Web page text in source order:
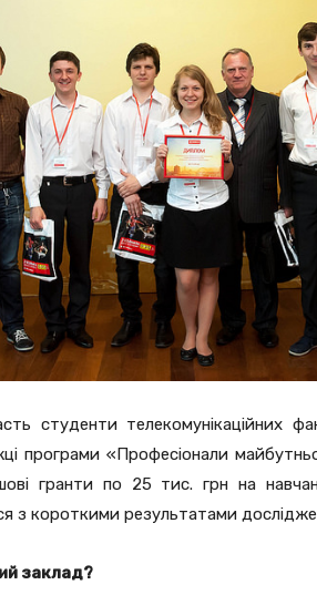
студенти телекомунікаційних
програми «Професіонали
гранти по 25 тис. грн на
з короткими результатами
заклад?